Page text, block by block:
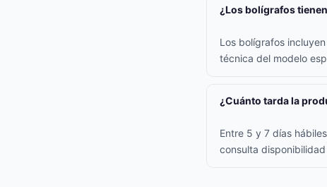
¿Los bolígrafos
Los bolígrafos
técnica del modelo
¿Cuánto tarda la
Entre 5 y 7 días
consulta